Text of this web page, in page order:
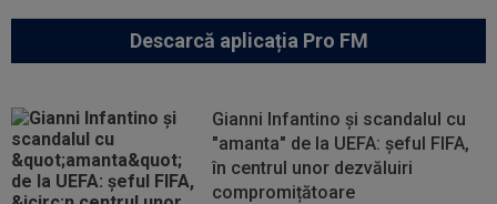
Descarcă aplicația Pro FM
Gianni Infantino și scandalul cu
"amanta" de la UEFA: șeful FIFA,
în centrul unor dezvăluiri
compromițătoare